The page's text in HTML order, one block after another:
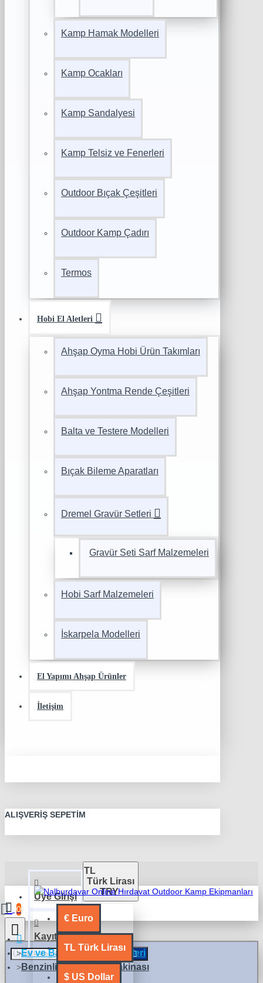
Kamp Hamak Modelleri
Kamp Ocakları
Kamp Sandalyesi
Kamp Telsiz ve Fenerleri
Outdoor Bıçak Çeşitleri
Outdoor Kamp Çadırı
Termos
Hobi El Aletleri
Ahşap Oyma Hobi Ürün Takımları
Ahşap Yontma Rende Çeşitleri
Balta ve Testere Modelleri
Bıçak Bileme Aparatları
Dremel Gravür Setleri
Gravür Seti Sarf Malzemeleri
Hobi Sarf Malzemeleri
İskarpela Modelleri
El Yapımı Ahşap Ürünler
İletişim
ALIŞVERIŞ SEPETIM
Üye Girişi
Kayıt Ol
TL
Türk Lirası
TRY
€ Euro
TL Türk Lirası
$ US Dollar
0
Ev ve Bahçe Grubu Ürünleri
Benzinli Çim Biçme Makinası